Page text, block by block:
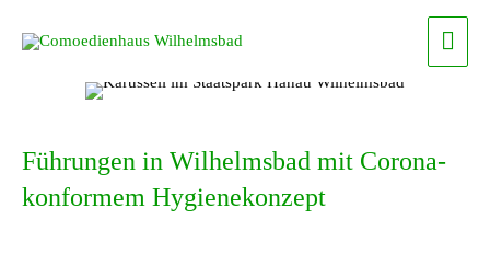
Inhalt
Führungen in Wilhelmsbad mit Corona-
konformem Hygienekonzept